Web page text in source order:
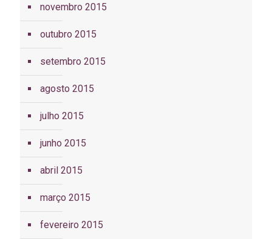
novembro 2015
outubro 2015
setembro 2015
agosto 2015
julho 2015
junho 2015
abril 2015
março 2015
fevereiro 2015